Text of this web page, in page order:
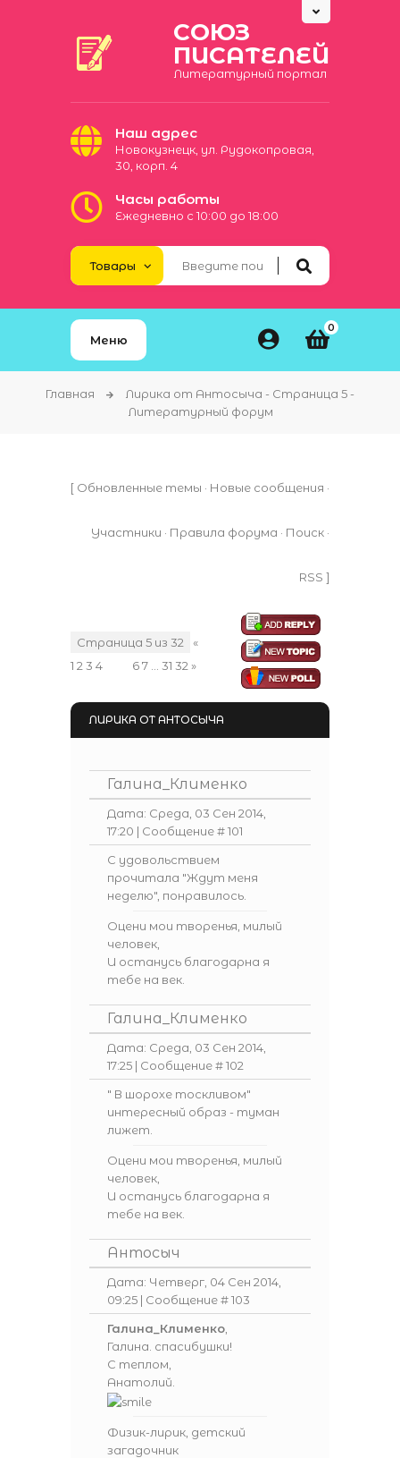
СОЮЗ
ПИСАТЕЛЕЙ
Литературный портал
Наш адрес
Новокузнецк, ул. Рудокопровая,
30, корп. 4
Часы работы
Ежедневно с 10:00 до 18:00
Меню
0
Главная
Лирика от Антосыча - Страница 5 -
Литературный форум
[ Обновленные темы · Новые сообщения ·
Участники · Правила форума · Поиск ·
RSS ]
Страница 5 из 32
«
1 2 3 4 67 31 32 »
ЛИРИКА ОТ АНТОСЫЧА
Галина_Клименко
Дата: Среда, 03 Сен 2014,
17:20 | Сообщение #101
С удовольствием
прочитала "Ждут меня
неделю", понравилось.
Оцени мои творенья, милый
человек,
И останусь благодарна я
тебе на век.
Галина_Клименко
Дата: Среда, 03 Сен 2014,
17:25 | Сообщение #102
" В шорохе тоскливом"
интересный образ - туман
лижет.
Оцени мои творенья, милый
человек,
И останусь благодарна я
тебе на век.
Антосыч
Дата: Четверг, 04 Сен 2014,
09:25 | Сообщение #103
Галина_Клименко
Галина. спасибушки!
С теплом,
Анатолий.
Физик-лирик, детский
загадочник